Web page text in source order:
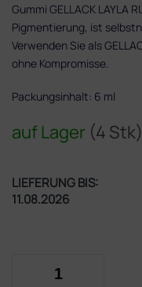
auf Lager (4 Stk)
LIEFERUNG BIS:
11.08.2026
Gummi GELLACK LAYLA
Pigmentierung, ist
Verwenden Sie als
ohne Kompromisse.
Packungsinhalt: 6 ml